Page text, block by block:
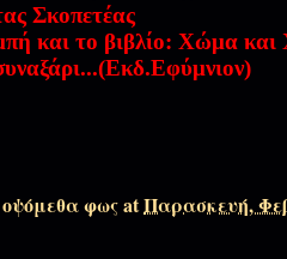
20 Ιαν 2026
5 Ιαν 2026
Σκοπετέας
και το βιβλίο: Χώμα και
φωςatΠαρασκευή,